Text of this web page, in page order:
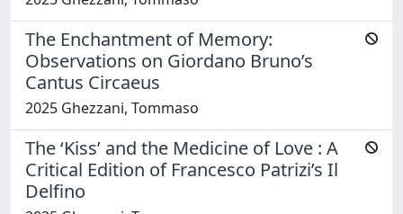
The Enchantment of Memory:
Observations on Giordano Bruno’s
Cantus Circaeus
2025 Ghezzani, Tommaso
The ‘Kiss’ and the Medicine of Love : A
Critical Edition of Francesco Patrizi’s Il
Delfino